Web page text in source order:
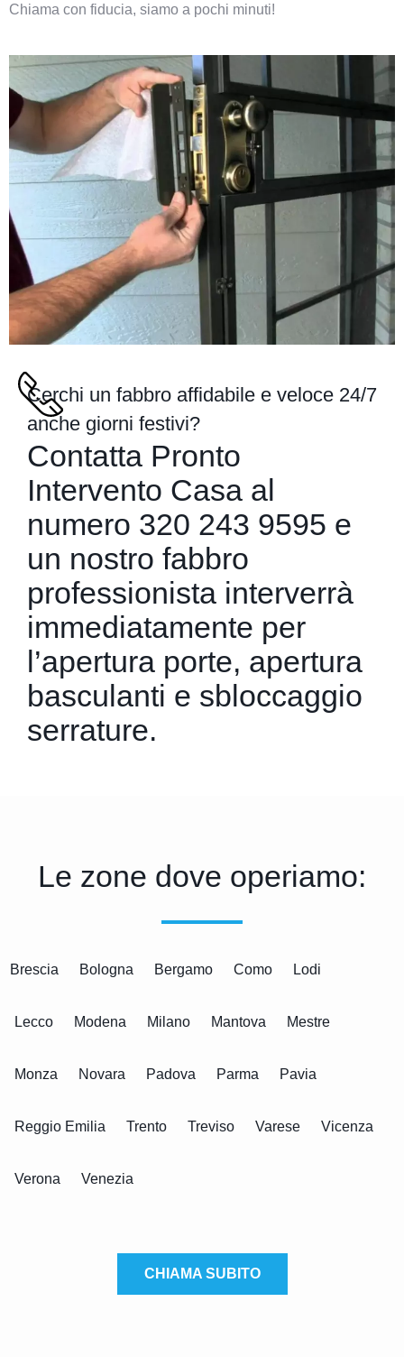
Chiama con fiducia, siamo a pochi minuti!
Cerchi un fabbro affidabile e veloce 24/7
anche giorni festivi?
Contatta Pronto
Intervento Casa al
numero 320 243 9595 e
un nostro fabbro
professionista interverrà
immediatamente per
l’apertura porte, apertura
basculanti e sbloccaggio
serrature.
Le zone dove operiamo:
Brescia Bologna Bergamo Como Lodi
Lecco Modena Milano Mantova Mestre
Monza Novara Padova Parma Pavia
Reggio Emilia Trento Treviso Varese Vicenza
Verona Venezia
CHIAMA SUBITO